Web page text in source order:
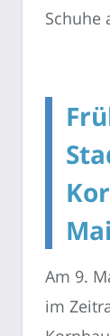
Schuhe
Am 9.
im